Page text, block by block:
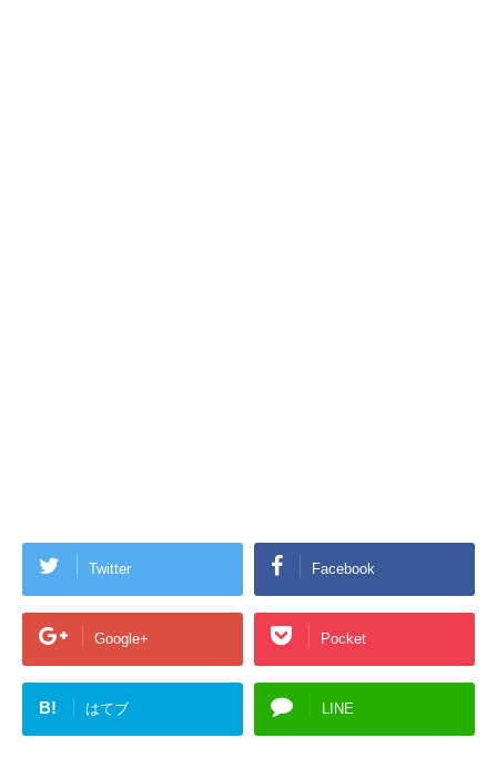
Twitter Facebook
Google+ Pocket
B! はてブ LINE